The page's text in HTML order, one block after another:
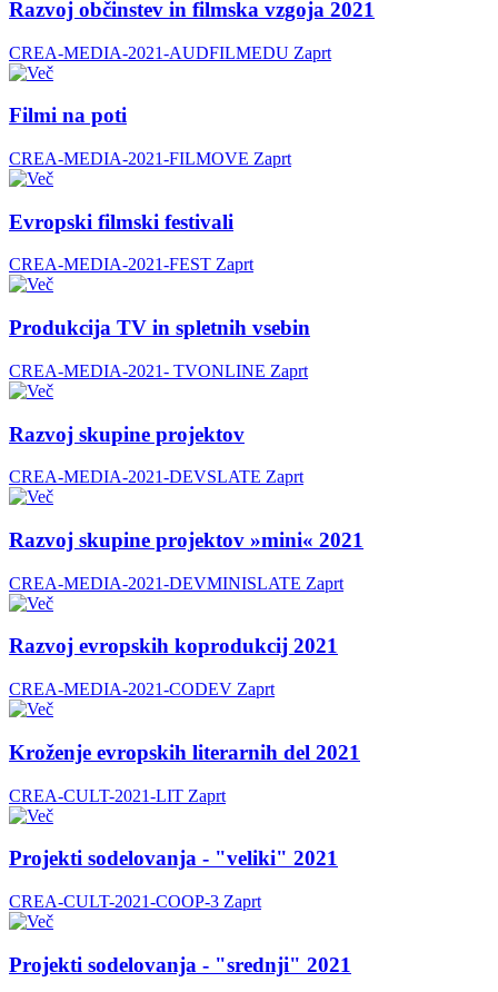
Razvoj občinstev in filmska vzgoja 2021
CREA-MEDIA-2021-AUDFILMEDU Zaprt
Filmi na poti
CREA-MEDIA-2021-FILMOVE Zaprt
Evropski filmski festivali
CREA-MEDIA-2021-FEST Zaprt
Produkcija TV in spletnih vsebin
CREA-MEDIA-2021- TVONLINE Zaprt
Razvoj skupine projektov
CREA-MEDIA-2021-DEVSLATE Zaprt
Razvoj skupine projektov »mini« 2021
CREA-MEDIA-2021-DEVMINISLATE Zaprt
Razvoj evropskih koprodukcij 2021
CREA-MEDIA-2021-CODEV Zaprt
Kroženje evropskih literarnih del 2021
CREA-CULT-2021-LIT Zaprt
Projekti sodelovanja - "veliki" 2021
CREA-CULT-2021-COOP-3 Zaprt
Projekti sodelovanja - "srednji" 2021